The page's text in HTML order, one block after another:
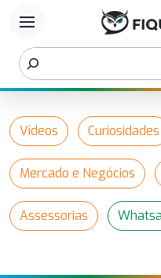
menu
Vídeos Curiosidades
Mercado e Negócios
Assessorias